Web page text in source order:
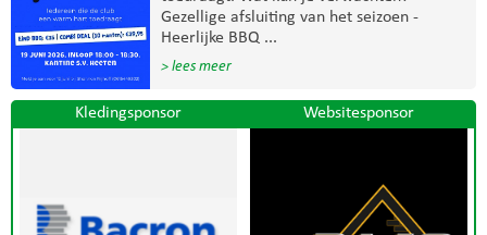
Gezellige afsluiting van het seizoen -
Heerlijke BBQ ...
> lees meer
Kledingsponsor Websitesponsor